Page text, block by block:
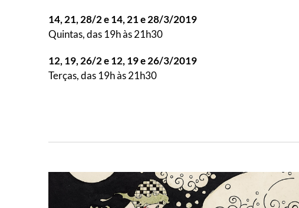
14, 21, 28/2 e 14, 21 e 28/3/2019
Quintas, das 19h às 21h30
12, 19, 26/2 e 12, 19 e 26/3/2019
Terças, das 19h às 21h30